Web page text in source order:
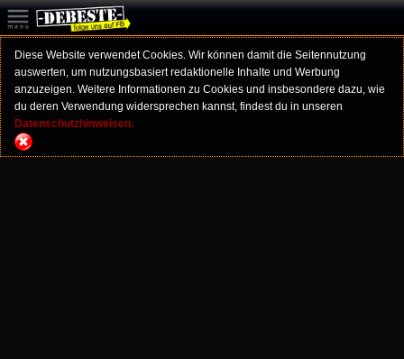
Diese Website verwendet Cookies. Wir können damit die Seitennutzung
auswerten, um nutzungsbasiert redaktionelle Inhalte und Werbung
anzuzeigen. Weitere Informationen zu Cookies und insbesondere dazu, wie
du deren Verwendung widersprechen kannst, findest du in unseren
Datenschutzhinweisen.